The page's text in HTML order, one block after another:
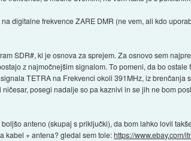
digitalne frekvence ZARE DMR (ne vem, ali kdo
SDR#, ki je osnova za sprejem. Za osnovo sem
z najmočnejšim signalom. To pomeni, da bo
TETRA na Frekvenci okoli 391MHz, iz
posegi nadalje so pa kaznivi in se jih ne bom
anteno (skupaj s priključki), da bom lahko lovil
kabel + antena? gledal sem tole:https://www.ebay.com/